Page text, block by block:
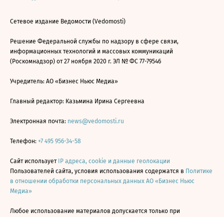
Сетевое издание Ведомости (Vedomosti)
Решение Федеральной службы по надзору в сфере связи,
информационных технологий и массовых коммуникаций
(Роскомнадзор) от 27 ноября 2020 г. ЭЛ № ФС 77-79546
Учредитель: АО «Бизнес Ньюс Медиа»
Главный редактор: Казьмина Ирина Сергеевна
Электронная почта: news@vedomosti.ru
Телефон: +7 495 956-34-58
Сайт использует IP адреса, cookie и данные геолокации
Пользователей сайта, условия использования содержатся в Политике
в отношении обработки персональных данных АО «Бизнес Ньюс
Медиа»
Любое использование материалов допускается только при